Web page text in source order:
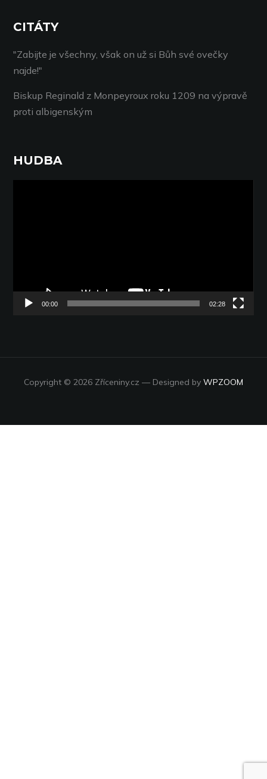
CITÁTY
"Zabijte je všechny, však on už si Bůh své ovečky
najde!"
Biskup Reginald z Monpeyroux roku 1209 na výpravě
proti albigenským
HUDBA
00:00 02:28
Copyright © 2026 Zříceniny.cz — Designed by WPZOOM